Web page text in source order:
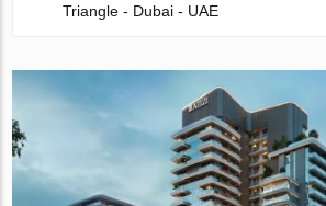
Triangle - Dubai - UAE